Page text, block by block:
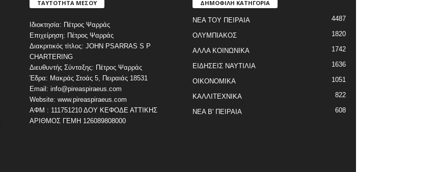
ΤΑΥΤΟΤΗΤΑ ΜΕΣΟΥ
Ιδιοκτησία: Πέτρος Ψαρράς
Επιχείρηση: Πέτρος Ψαρράς
Διακριτικός τίτλος: JOHN PSARRAS S P
CHARTERING
Διευθυντής Σύνταξης: Πέτρος Ψαρράς
Έδρα: Μακράς Στοάς 5, Πειραιάς 18531
Email: info@pireaspiraeus.com
Website: www.pireaspiraeus.com
ΑΦΜ : 111751210 ΔΟΥ ΚΕΦΟΔΕ ΑΤΤΙΚΗΣ
ΑΡΙΘΜΟΣ ΓΕΜΗ 126089808000
ΔΗΜΟΦΙΛΗ ΚΑΤΗΓΟΡΙΑ
ΝΕΑ ΤΟΥ ΠΕΙΡΑΙΑ 4487
ΟΛΥΜΠΙΑΚΟΣ 1820
ΑΛΛΑ ΚΟΙΝΩΝΙΚΑ 1742
ΕΙΔΗΣΕΙΣ ΝΑΥΤΙΛΙΑ 1636
ΟΙΚΟΝΟΜΙΚΑ 1051
ΚΑΛΛΙΤΕΧΝΙΚΑ 822
ΝΕΑ Β' ΠΕΙΡΑΙΑ 608